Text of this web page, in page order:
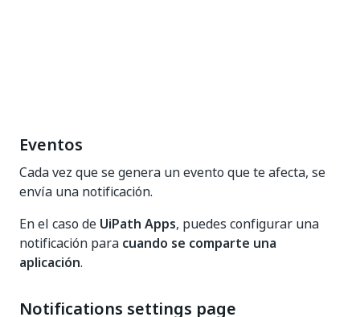
Eventos
Cada vez que se genera un evento que te afecta, se
envía una notificación.
En el caso de UiPath Apps, puedes configurar una
notificación para cuando se comparte una
aplicación.
Notifications settings page